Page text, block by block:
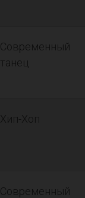
Современный
танец
Хип-Хоп
Современный